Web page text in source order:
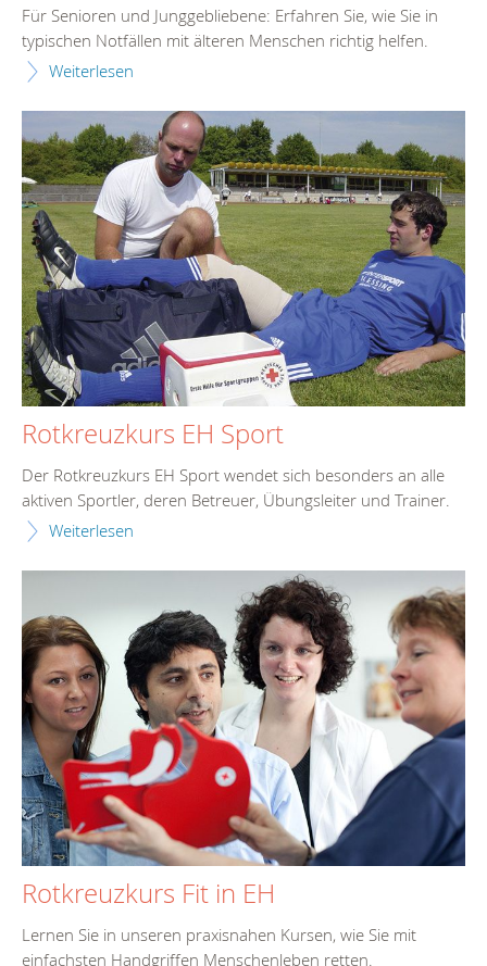
Für Senioren und Junggebliebene: Erfahren Sie, wie Sie in
typischen Notfällen mit älteren Menschen richtig helfen.
Weiterlesen
Rotkreuzkurs EH Sport
Der Rotkreuzkurs EH Sport wendet sich besonders an alle
aktiven Sportler, deren Betreuer, Übungsleiter und Trainer.
Weiterlesen
Rotkreuzkurs Fit in EH
Lernen Sie in unseren praxisnahen Kursen, wie Sie mit
einfachsten Handgriffen Menschenleben retten.